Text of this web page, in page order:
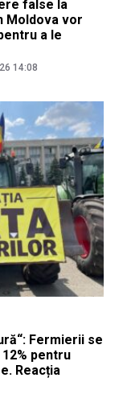
false la
Moldova vor
a le
14:08
Fermierii se
pentru
Reacția